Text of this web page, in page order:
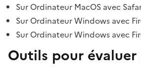
Sur Ordinateur MacOS avec
Sur Ordinateur Windows avec
Sur Ordinateur Windows avec
Outils pour évaluer